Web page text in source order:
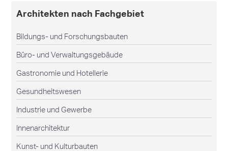
Architekten nach Fachgebiet
Bildungs- und Forschungsbauten
Büro- und Verwaltungsgebäude
Gastronomie und Hotellerie
Gesundheitswesen
Industrie und Gewerbe
Innenarchitektur
Kunst- und Kulturbauten